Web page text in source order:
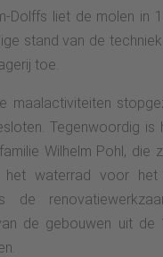
Dolffs liet de molen in
stand van de
toe.
maalactiviteiten
Tegenwoordig is
Wilhelm Pohl, die
het waterrad voor het
de
de gebouwen uit de